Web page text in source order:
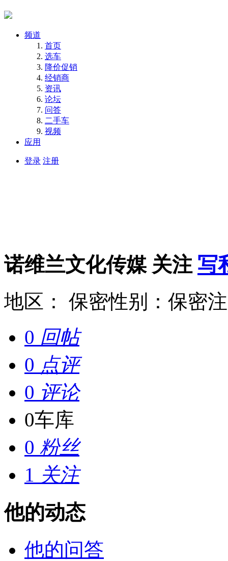
频道
首页
选车
降价促销
经销商
资讯
论坛
问答
二手车
视频
应用
登录 注册
诺维兰文化传媒 关注 写
地区： 保密性别：保密
0 回帖
0 点评
0 评论
0车库
0 粉丝
1 关注
他的动态
他的问答